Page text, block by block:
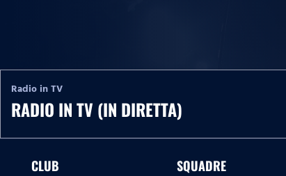
Radio in TV
RADIO IN TV (IN DIRETTA)
CLUB SQUADRE